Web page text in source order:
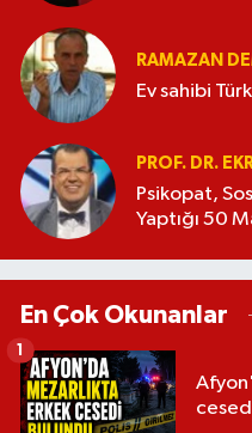
RAMAZAN
Ev sahibi
PROF. DR.
Psikopat,
Yaptığı 50
En Çok Okunanlar
1